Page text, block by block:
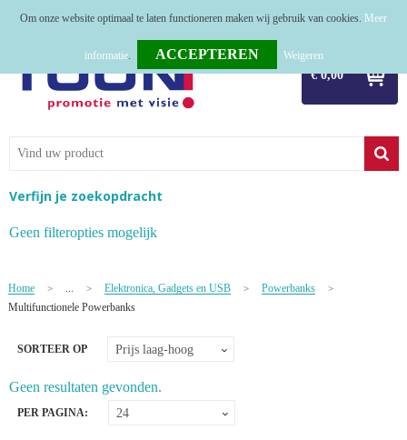
€ 0,00
Relatiegeschenken
Kerstpakketten
TOP 50
NIEUW
Verfijn je zoekopdracht
Geen filteropties mogelijk
Home > ... > Elektronica, Gadgets en USB > Powerbanks >
Multifunctionele Powerbanks
SORTEER OP
Geen resultaten gevonden.
PER PAGINA:
Om onze website optimaal te laten functioneren maken wij gebruik van cookies. Meer
informatie. Weigeren